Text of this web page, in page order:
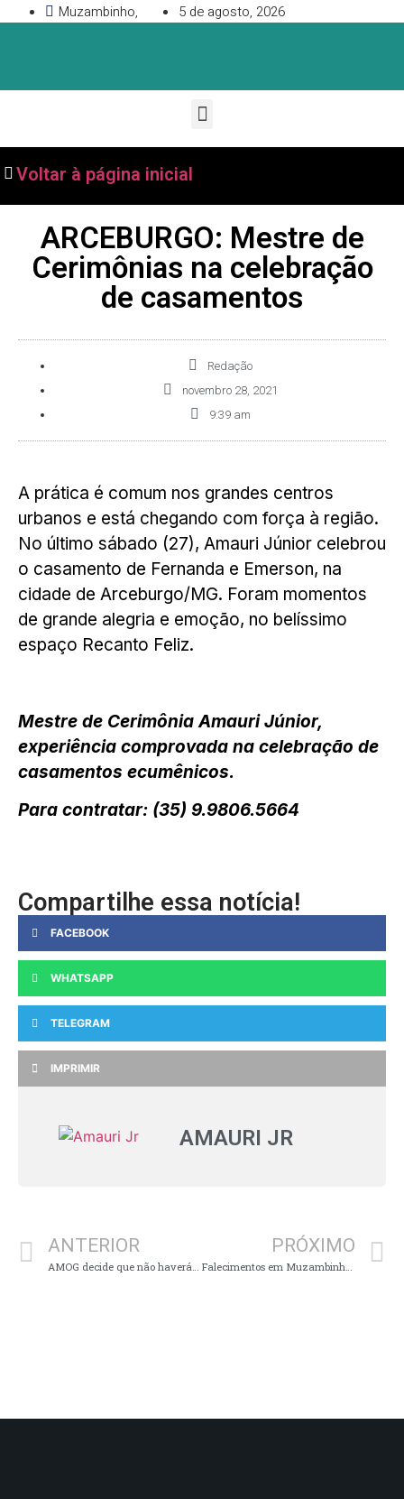
Muzambinho, 5 de agosto, 2026
Voltar à página inicial
ARCEBURGO: Mestre de
Cerimônias na celebração
de casamentos
Redação
novembro 28, 2021
9:39 am
A prática é comum nos grandes centros
urbanos e está chegando com força à região.
No último sábado (27), Amauri Júnior celebrou
o casamento de Fernanda e Emerson, na
cidade de Arceburgo/MG. Foram momentos
de grande alegria e emoção, no belíssimo
espaço Recanto Feliz.
Mestre de Cerimônia Amauri Júnior,
experiência comprovada na celebração de
casamentos ecumênicos.
Para contratar: (35) 9.9806.5664
Compartilhe essa notícia!
FACEBOOK
WHATSAPP
TELEGRAM
IMPRIMIR
AMAURI JR
ANTERIOR PRÓXIMO